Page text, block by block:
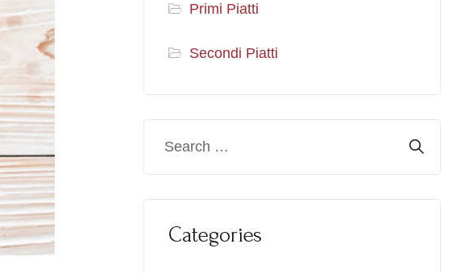
Primi Piatti
Secondi Piatti
Categories